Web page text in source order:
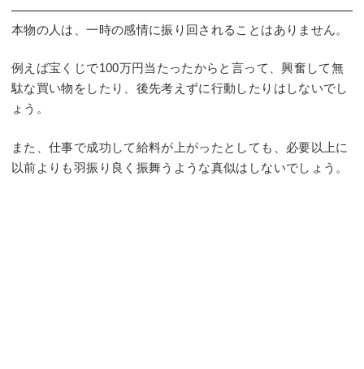
本物の人は、一時の感情に振り回されることはありません。
例えば宝くじで100万円当たったからと言って、興奮して無
駄な買い物をしたり、後先考えずに行動したりはしないでし
ょう。
また、仕事で成功して給料が上がったとしても、必要以上に
以前よりも羽振り良く振舞うような真似はしないでしょう。